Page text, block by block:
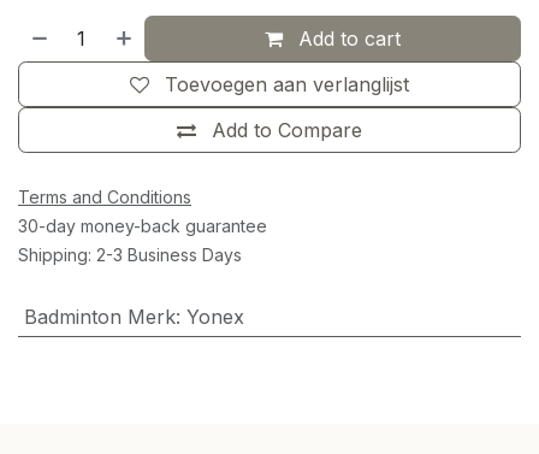
Add to cart
Add to Compare
Toevoegen aan verlanglijst
Terms and Conditions
30-day money-back guarantee
Shipping: 2-3 Business Days
Badminton Merk: Yonex